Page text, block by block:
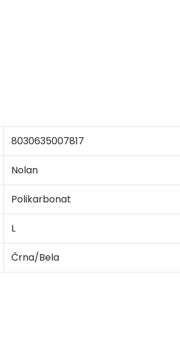
8030635007817
Nolan
Polikarbonat
L
Črna/Bela